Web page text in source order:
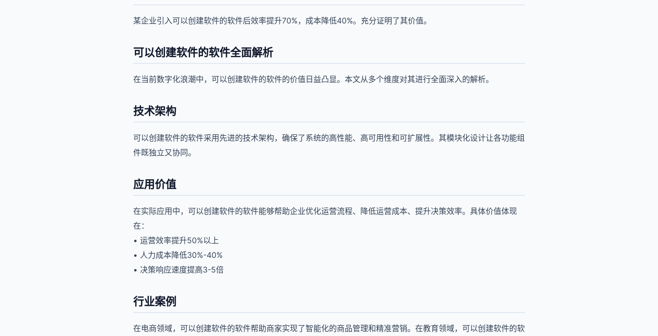
某企业引入可以创建软件的软件后效率提升70%，成本降低40%。充分证明了其价值。
可以创建软件的软件全面解析
在当前数字化浪潮中，可以创建软件的软件的价值日益凸显。本文从多个维度对其进行全面深入的解析。
技术架构
可以创建软件的软件采用先进的技术架构，确保了系统的高性能、高可用性和可扩展性。其模块化设计让各功能组
件既独立又协同。
应用价值
在实际应用中，可以创建软件的软件能够帮助企业优化运营流程、降低运营成本、提升决策效率。具体价值体现
在：
• 运营效率提升50%以上
• 人力成本降低30%-40%
• 决策响应速度提高3-5倍
行业案例
在电商领域，可以创建软件的软件帮助商家实现了智能化的商品管理和精准营销。在教育领域，可以创建软件的软